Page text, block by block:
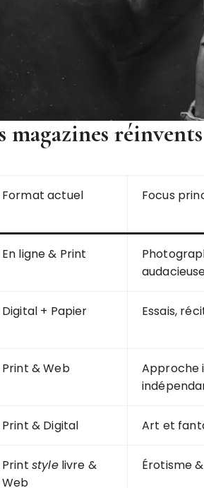
magazines
Format actuel Focus
En ligne & Print
Digital + Papier Essais,
Print & Web
Approche
Print & Digital Art et
Print stylelivre &
Web
Érotisme